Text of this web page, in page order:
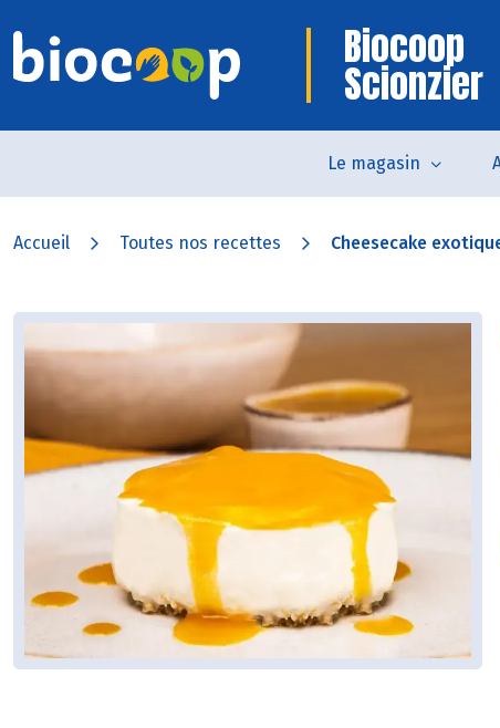
Biocoop
Scionzier
Le magasin
Accueil Toutes nos recettes Cheesecake